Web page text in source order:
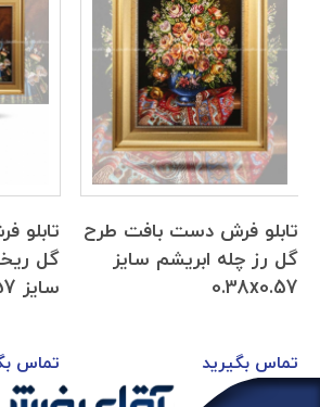
تابلو فرش دست بافت طرح
گل رز چله ابریشم سایز
0.38x0.57
تماس بگیرید
تابلو
گل
سایز 0.94x0.57
تماس